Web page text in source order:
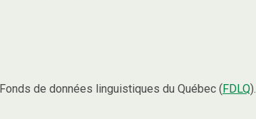
de données linguistiques du Québec (FDLQ).